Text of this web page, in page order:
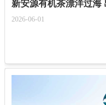
新安源有机茶漂洋过海
2026-06-01